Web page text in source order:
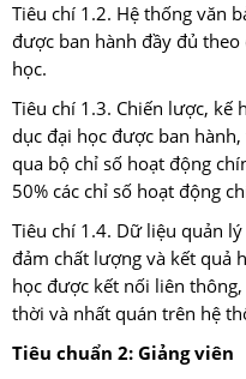
Tiêu chí 1.2. Hệ thống văn
được ban hành đầy đủ
học.
Tiêu chí 1.3. Chiến lược, kế
dục đại học được ban
qua bộ chỉ số hoạt động
50% các chỉ số hoạt động
Tiêu chí 1.4. Dữ liệu quản
đảm chất lượng và kết quả
học được kết nối liên
thời và nhất quán trên hệ
Tiêu chuẩn 2: Giảng viên